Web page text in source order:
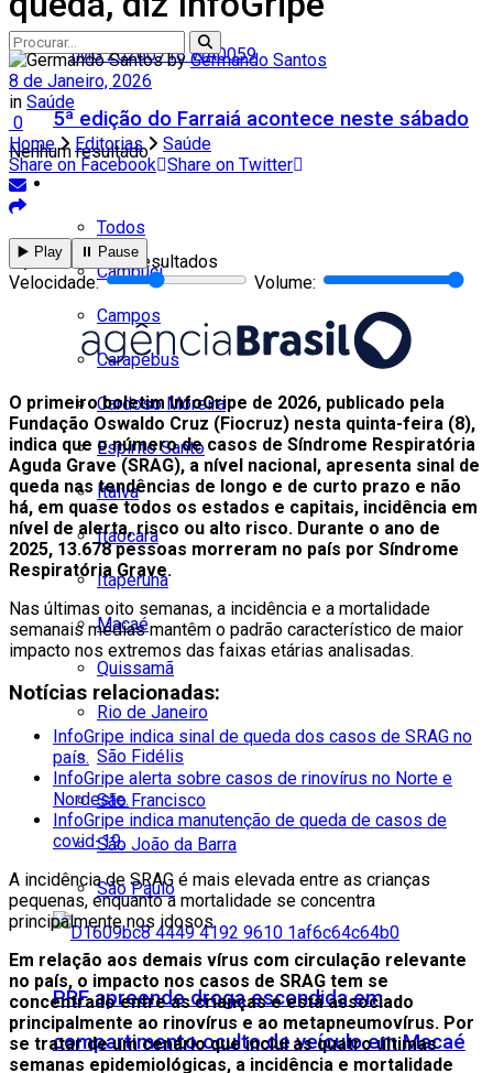
5ª edição do Farraiá acontece neste sábado
Todos
Cambuci
Campos
Carapebus
Cardoso Moreira
Espírito Santo
Italva
Itaocara
Itaperuna
Macaé
Quissamã
Rio de Janeiro
São Fidélis
São Francisco
São João da Barra
São Paulo
PRF apreende droga escondida em
compartimento oculto de veículo em Macaé
Nenhum resultado
Ver todos os resultados
by Germando Santos
8 de Janeiro, 2026
in Saúde
0
Home
Editorias
Saúde
Share on Facebook Share on Twitter
▶️ Play ⏸️ Pause
Velocidade: Volume:
O primeiro boletim InfoGripe de 2026, publicado pela
Fundação Oswaldo Cruz (Fiocruz) nesta quinta-feira (8),
indica que o número de casos de Síndrome Respiratória
Aguda Grave (SRAG), a nível nacional, apresenta sinal de
queda nas tendências de longo e de curto prazo e não
há, em quase todos os estados e capitais, incidência em
nível de alerta, risco ou alto risco. Durante o ano de
2025, 13.678 pessoas morreram no país por Síndrome
Respiratória Grave.
Nas últimas oito semanas, a incidência e a mortalidade
semanais médias mantêm o padrão característico de maior
impacto nos extremos das faixas etárias analisadas.
Notícias relacionadas:
InfoGripe indica sinal de queda dos casos de SRAG no
país.
InfoGripe alerta sobre casos de rinovírus no Norte e
Nordeste.
InfoGripe indica manutenção de queda de casos de
covid-19.
A incidência de SRAG é mais elevada entre as crianças
pequenas, enquanto a mortalidade se concentra
principalmente nos idosos.
Em relação aos demais vírus com circulação relevante
no país, o impacto nos casos de SRAG tem se
concentrado entre as crianças e está associado
principalmente ao rinovírus e ao metapneumovírus. Por
se tratar de um cenário que inclui as quatro últimas
semanas epidemiológicas, a incidência e mortalidade